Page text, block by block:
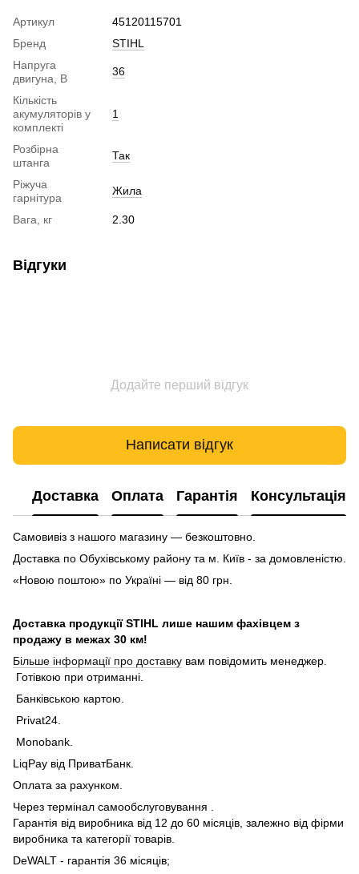
Артикул
45120115701
Бренд
STIHL
Напруга
двигуна, В
36
Кількість
акумуляторів у
комплекті
1
Розбірна
штанга
Так
Ріжуча
гарнітура
Жила
Вага, кг 2.30
Відгуки
Додайте перший відгук
Написати відгук
Доставка Оплата Гарантія Консультація
Самовивіз з нашого магазину — безкоштовно.
Доставка по Обухівському району та м. Київ - за домовленістю.
«Новою поштою» по Україні — від 80 грн.
Доставка продукції STIHL лише нашим фахівцем з
продажу в межах 30 км!
Більше інформації про доставку вам повідомить менеджер.
Готівкою при отриманні.
Банківською картою.
Privat24.
Monobank.
LiqPay від ПриватБанк.
Оплата за рахунком.
Через термінал самообслуговування .
Гарантія від виробника від 12 до 60 місяців, залежно від фірми
виробника та категорії товарів.
DeWALT - гарантія 36 місяців;